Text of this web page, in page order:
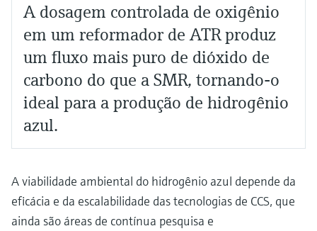
A dosagem controlada de oxigênio
em um reformador de ATR produz
um fluxo mais puro de dióxido de
carbono do que a SMR, tornando-o
ideal para a produção de hidrogênio
azul.
A viabilidade ambiental do hidrogênio azul depende da
eficácia e da escalabilidade das tecnologias de CCS, que
ainda são áreas de contínua pesquisa e